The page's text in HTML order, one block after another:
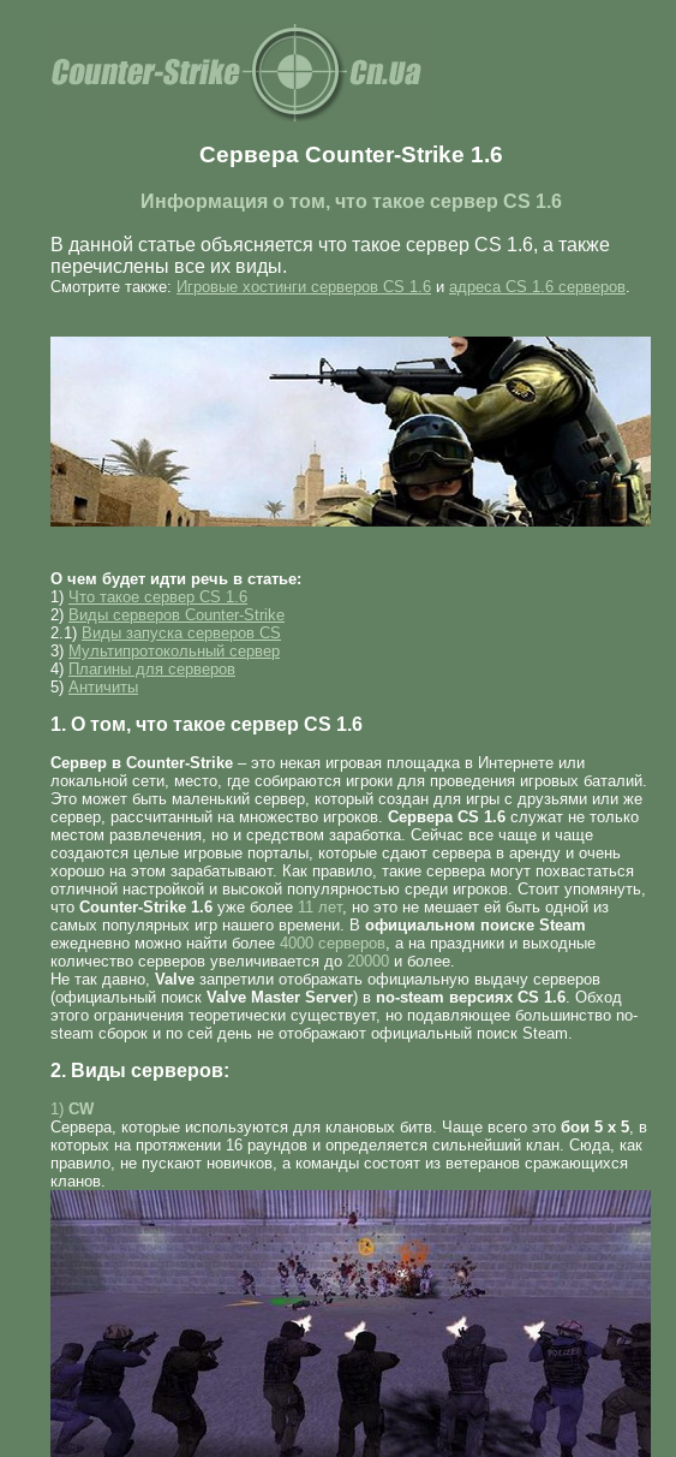
Сервера Counter-Strike 1.6
Информация о том, что такое сервер CS 1.6
В данной статье объясняется что такое сервер CS 1.6, а также
перечислены все их виды.
Смотрите также: Игровые хостинги серверов CS 1.6 и адреса CS 1.6 серверов
О чем будет идти речь в статье:
1) Что такое сервер CS 1.6
2) Виды серверов Counter-Strike
2.1) Виды запуска серверов CS
3) Мультипротокольный сервер
4) Плагины для серверов
5) Античиты
1. О том, что такое сервер CS 1.6
Сервер в Counter-Strike – это некая игровая площадка в Интернете или
локальной сети, место, где собираются игроки для проведения игровых баталий.
Это может быть маленький сервер, который создан для игры с друзьями или же
сервер, рассчитанный на множество игроков. Сервера CS 1.6 служат не только
местом развлечения, но и средством заработка. Сейчас все чаще и чаще
создаются целые игровые порталы, которые сдают сервера в аренду и очень
хорошо на этом зарабатывают. Как правило, такие сервера могут похвастаться
отличной настройкой и высокой популярностью среди игроков. Стоит упомянуть,
что Counter-Strike 1.6 уже более 11 лет, но это не мешает ей быть одной из
самых популярных игр нашего времени. В официальном поиске Steam
ежедневно можно найти более 4000 серверов , а на праздники и выходные
количество серверов увеличивается до 20000 и более.
Не так давно, Valve запретили отображать официальную выдачу серверов
(официальный поиск Valve Master Server) в no-steam версиях CS 1.6 . Обход
этого ограничения теоретически существует, но подавляющее большинство no-
steam сборок и по сей день не отображают официальный поиск Steam.
2. Виды серверов:
1) CW
Сервера, которые используются для клановых битв. Чаще всего это бои 5 х 5 , в
которых на протяжении 16 раундов и определяется сильнейший клан. Сюда, как
правило, не пускают новичков, а команды состоят из ветеранов сражающихся
кланов.